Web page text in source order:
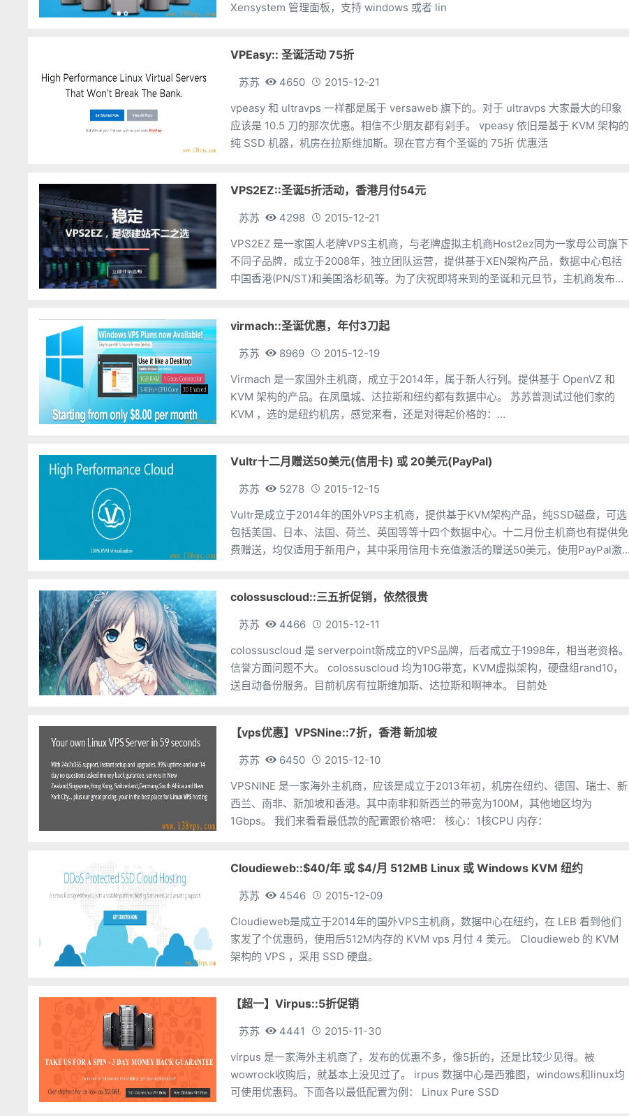
Xensystem 管理面板，支持 windows 或者 lin
VPEasy:: 圣诞活动 75折
苏苏 4650
2015-12-21
vpeasy 和 ultravps 一样都是属于 versaweb 旗下的。对于 ultravps 大家最大的印象
应该是 10.5 刀的那次优惠。相信不少朋友都有剁手。 vpeasy 依旧是基于 KVM 架构的
纯 SSD 机器，机房在拉斯维加斯。现在官方有个圣诞的 75折 优惠活
VPS2EZ::圣诞5折活动，香港月付54元
苏苏 4298
2015-12-21
VPS2EZ 是一家国人老牌VPS主机商，与老牌虚拟主机商Host2ez同为一家母公司旗下
不同子品牌，成立于2008年，独立团队运营，提供基于XEN架构产品，数据中心包括
中国香港(PN/ST)和美国洛杉矶等。为了庆祝即将来到的圣诞和元旦节，主机商发布了
virmach::圣诞优惠，年付3刀起
苏苏 8969
2015-12-19
Virmach 是一家国外主机商，成立于2014年，属于新人行列。提供基于 OpenVZ 和
KVM 架构的产品。在凤凰城、达拉斯和纽约都有数据中心。 苏苏曾测试过他们家的
KVM ，选的是纽约机房，感觉来看，还是对得起价格的：
Vultr十二月赠送50美元(信用卡) 或 20美元(PayPal)
苏苏 5278
2015-12-15
Vultr是成立于2014年的国外VPS主机商，提供基于KVM架构产品，纯SSD磁盘，可选
包括美国、日本、法国、荷兰、英国等等十四个数据中心。十二月份主机商也有提供免
费赠送，均仅适用于新用户，其中采用信用卡充值激活的赠送50美元，使用PayPal激
colossuscloud::三五折促销，依然很贵
苏苏 4466
2015-12-11
colossuscloud 是 serverpoint新成立的VPS品牌，后者成立于1998年，相当老资格。
信誉方面问题不大。 colossuscloud 均为10G带宽，KVM虚拟架构，硬盘组rand10，
送自动备份服务。目前机房有拉斯维加斯、达拉斯和啊神本。 目前处
【vps优惠】VPSNine::7折，香港 新加坡
苏苏 6450
2015-12-10
VPSNINE 是一家海外主机商，应该是成立于2013年初，机房在纽约、德国、瑞士、新
西兰、南非、新加坡和香港。其中南非和新西兰的带宽为100M，其他地区均为
1Gbps。 我们来看看最低款的配置跟价格吧： 核心：1核CPU 内存：
Cloudieweb::$40/年 或 $4/月 512MB Linux 或 Windows KVM 纽约
苏苏 4546
2015-12-09
Cloudieweb是成立于2014年的国外VPS主机商，数据中心在纽约，在 LEB 看到他们
家发了个优惠码，使用后512M内存的 KVM vps 月付 4 美元。 Cloudieweb 的 KVM
架构的 VPS ，采用 SSD 硬盘。
【超一】Virpus::5折促销
苏苏 4441
2015-11-30
virpus 是一家海外主机商了，发布的优惠不多，像5折的，还是比较少见得。被
wowrock收购后，就基本上没见过了。 irpus 数据中心是西雅图，windows和linux均
可使用优惠码。下面各以最低配置为例： Linux Pure SSD